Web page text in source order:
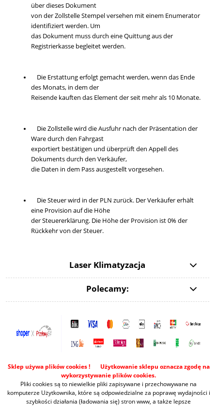
über dieses Dokument
von der Zollstelle Stempel versehen mit einem Enumerator
identifiziert werden. Um
das Dokument muss durch eine Quittung aus der
Registrierkasse begleitet werden.
Die Erstattung erfolgt gemacht werden, wenn das Ende
des Monats, in dem der
Reisende kauften das Element der seit mehr als 10 Monate.
Die Zollstelle wird die Ausfuhr nach der Präsentation der
Ware durch den Fahrgast
exportiert bestätigen und überprüft den Appell des
Dokuments durch den Verkäufer,
die Daten in dem Pass ausgestellt vorgesehen.
Die Steuer wird in der PLN zurück. Der Verkäufer erhält
eine Provision auf die Höhe
der Steuererklärung. Die Höhe der Provision ist 0% der
Rückkehr von der Steuer.
Laser Klimatyzacja
Polecamy:
Sklep używa plików cookies ! Użytkowanie sklepu oznacza zgodę na
wykorzystywanie plików cookies.
Pliki cookies są to niewielkie pliki zapisywane i przechowywane na
komputerze Użytkownika, które są odpowiedzialne za poprawę wydajności i
szybkości działania (ładowania się) stron www, a także lepsze